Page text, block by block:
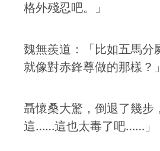
格外殘忍吧。」
魏無羨道：「比如五馬分
就像對赤鋒尊做的那樣？」
聶懷桑大驚，倒退了幾步
這……這也太毒了吧……」